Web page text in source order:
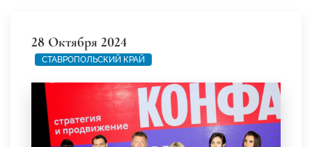
28 Октября 2024
СТАВРОПОЛЬСКИЙ КРАЙ